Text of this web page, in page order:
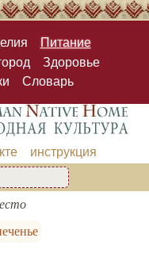
Питание
Здоровье
Словарь
инструкция